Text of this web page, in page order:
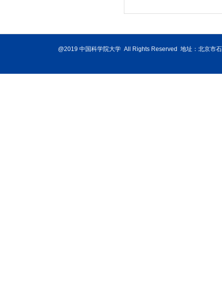
@2019 中国科学院大学 All Rights Reserved 地址：北京市